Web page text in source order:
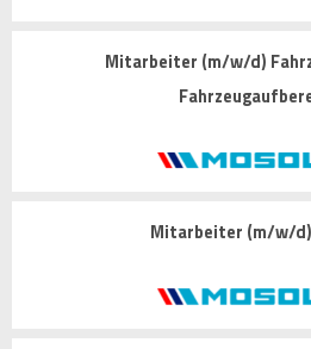
Mitarbeiter (m/w/d)
Mitarbeiter (m/w/